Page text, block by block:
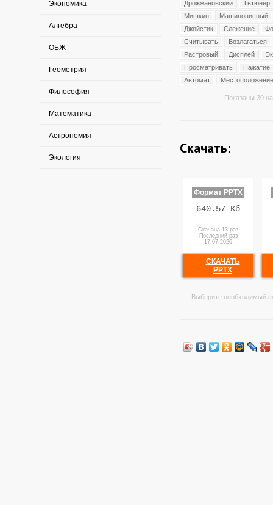
Экономика
Алгебра
ОБЖ
Геометрия
Философия
Математика
Астрономия
Экология
Дрожжановский
Твтюнер
Мишкин
Машинописный
Джойстик
Слежение
Считывать
Возлагаться
Растровый
Дисплей
Просматривать
Нажатие
Автомат
Местоположение
Показаны 30
Скачать:
Формат PPTX
640.57 Кб
Скачана 13 раз
Последний раз
17.07.2026
СКАЧАТЬ
PPTX
Выберите необходимый